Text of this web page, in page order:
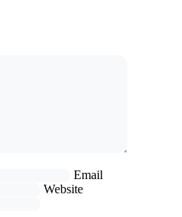
Email
Website